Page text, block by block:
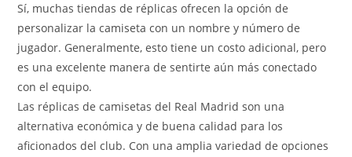
Sí, muchas tiendas de réplicas ofrecen la opción de
personalizar la camiseta con un nombre y número de
jugador. Generalmente, esto tiene un costo adicional, pero
es una excelente manera de sentirte aún más conectado
con el equipo.
Las réplicas de camisetas del Real Madrid son una
alternativa económica y de buena calidad para los
aficionados del club. Con una amplia variedad de opciones